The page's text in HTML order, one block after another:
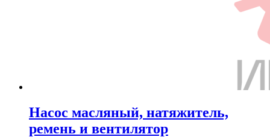
Насос масляный, натяжитель,
ремень и вентилятор